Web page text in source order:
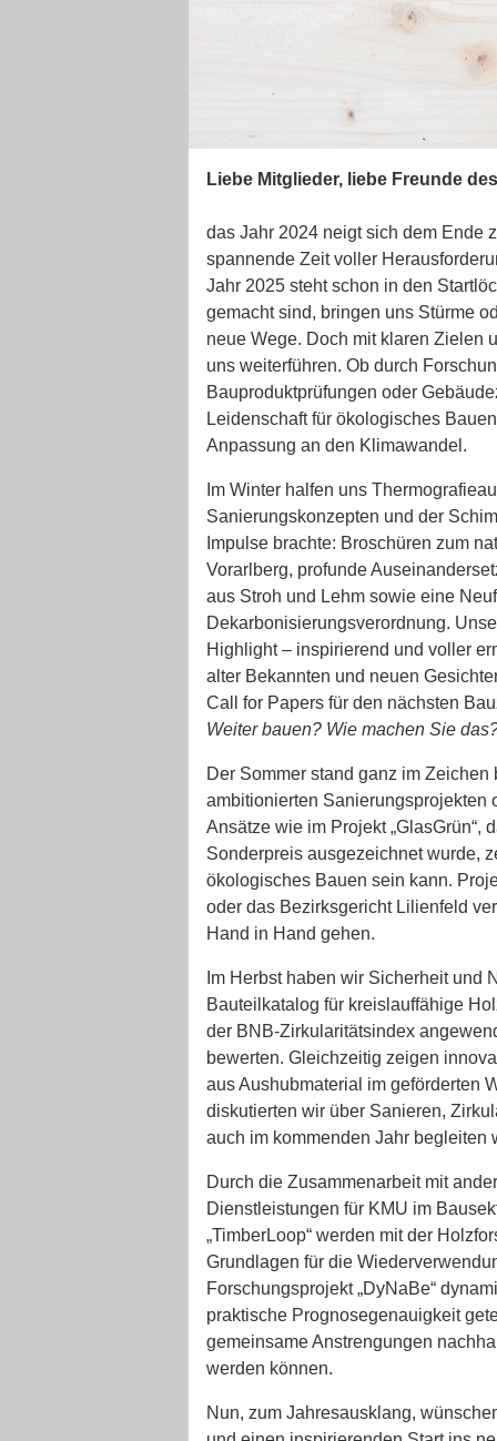
Liebe Mitglieder, liebe Freunde
das Jahr 2024 neigt sich dem Ende
spannende Zeit voller
Jahr 2025 steht schon in den
gemacht sind, bringen uns Stürme
neue Wege. Doch mit klaren Zielen
uns weiterführen. Ob durch
Bauproduktprüfungen oder
Leidenschaft für ökologisches
Anpassung an den Klimawandel.
Im Winter halfen uns
Sanierungskonzepten und der
Impulse brachte: Broschüren zum
Vorarlberg, profunde
aus Stroh und Lehm sowie eine
Dekarbonisierungsverordnung.
Highlight – inspirierend und voller
alter Bekannten und neuen
Call for Papers für den nächsten
Weiter bauen? Wie machen Sie
Der Sommer stand ganz im
ambitionierten Sanierungsprojekten
Ansätze wie im Projekt „GlasGrün“,
Sonderpreis ausgezeichnet wurde,
ökologisches Bauen sein kann.
oder das Bezirksgericht Lilienfeld
Hand in Hand gehen.
Im Herbst haben wir Sicherheit und
Bauteilkatalog für kreislauffähige
der BNB-Zirkularitätsindex
bewerten. Gleichzeitig zeigen
aus Aushubmaterial im geförderten
diskutierten wir über Sanieren,
auch im kommenden Jahr begleiten
Durch die Zusammenarbeit mit
Dienstleistungen für KMU im
„TimberLoop“ werden mit der
Grundlagen für die
Forschungsprojekt „DyNaBe“
praktische Prognosegenauigkeit
gemeinsame Anstrengungen
werden können.
Nun, zum Jahresausklang,